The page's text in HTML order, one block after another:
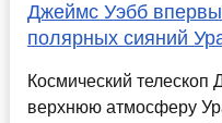
Джеймс Уэбб
полярных сияний
Космический
верхнюю атмосферу